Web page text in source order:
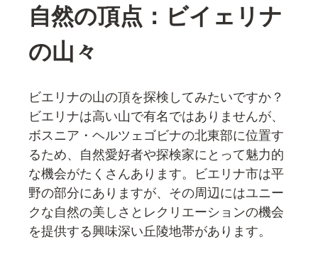
自然の頂点：ビイェリナ
の山々
ビエリナの山の頂を探検してみたいですか？
ビエリナは高い山で有名ではありませんが、
ボスニア・ヘルツェゴビナの北東部に位置す
るため、自然愛好者や探検家にとって魅力的
な機会がたくさんあります。ビエリナ市は平
野の部分にありますが、その周辺にはユニー
クな自然の美しさとレクリエーションの機会
を提供する興味深い丘陵地帯があります。